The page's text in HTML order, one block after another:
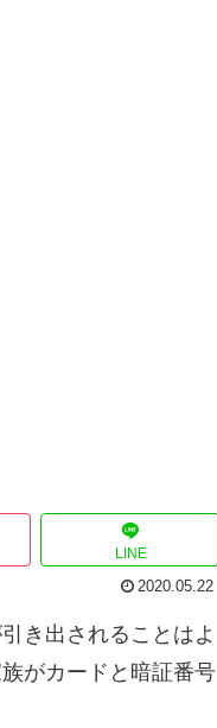
LINE
2020.05.22
き出されることはよ
がカードと暗証番号